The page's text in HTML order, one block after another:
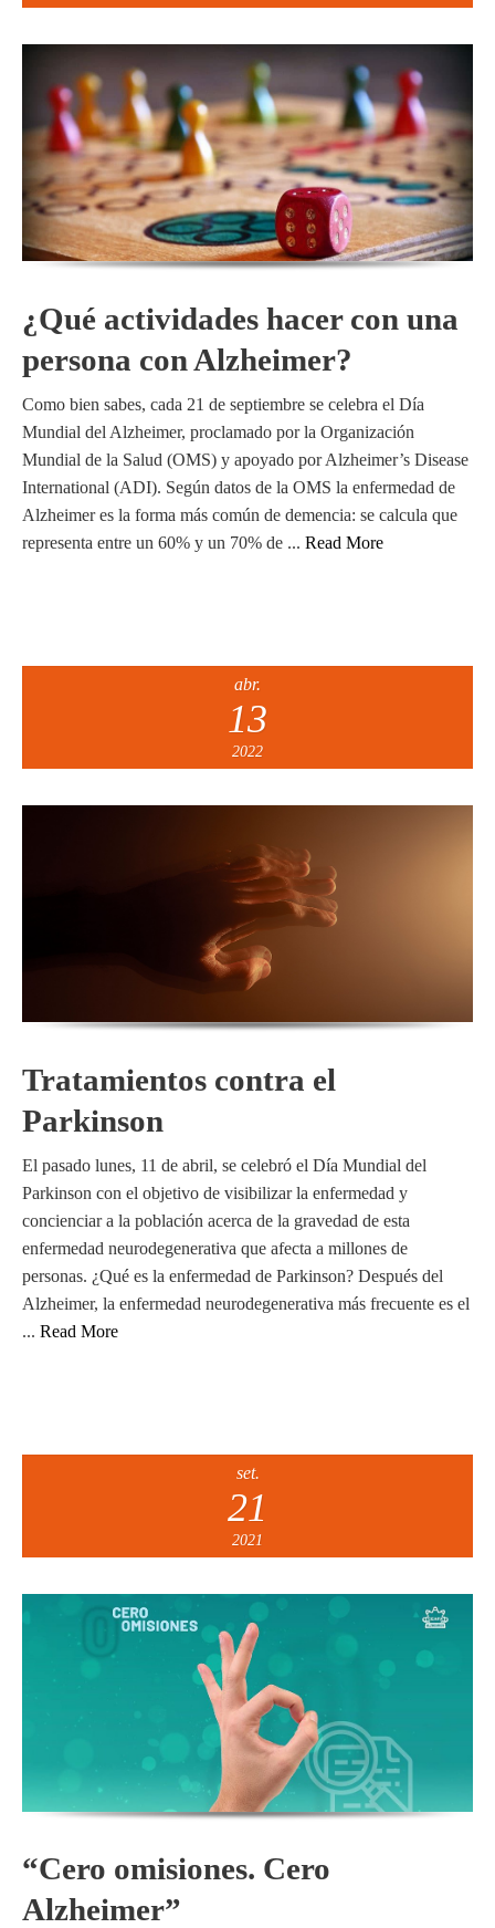
¿Qué actividades hacer con una
persona con Alzheimer?
Como bien sabes, cada 21 de septiembre se celebra el Día
Mundial del Alzheimer, proclamado por la Organización
Mundial de la Salud (OMS) y apoyado por Alzheimer’s Disease
International (ADI). Según datos de la OMS la enfermedad de
Alzheimer es la forma más común de demencia: se calcula que
representa entre un 60% y un 70% de ... Read More
abr.
13
2022
Tratamientos contra el
Parkinson
El pasado lunes, 11 de abril, se celebró el Día Mundial del
Parkinson con el objetivo de visibilizar la enfermedad y
concienciar a la población acerca de la gravedad de esta
enfermedad neurodegenerativa que afecta a millones de
personas. ¿Qué es la enfermedad de Parkinson? Después del
Alzheimer, la enfermedad neurodegenerativa más frecuente es el
... Read More
set.
21
2021
“Cero omisiones. Cero
Alzheimer”